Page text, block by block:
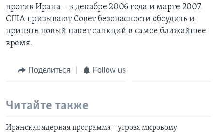
против Ирана – в декабре 2006 года и марте 2007.
США призывают Совет безопасности обсудить и
принять новый пакет санкций в самое ближайшее
время.
Поделиться Follow us
Читайте также
Иранская ядерная программа – угроза мировому